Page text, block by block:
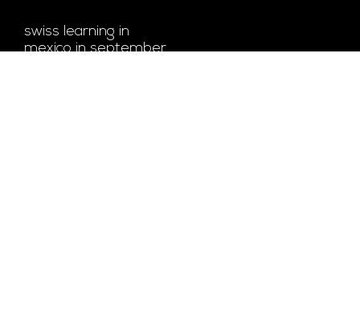
swiss learning in
mexico in september